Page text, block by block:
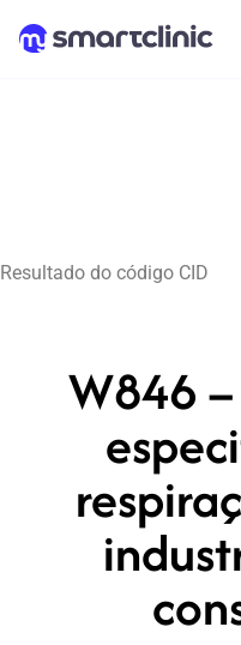
Resultado do código CID
W846